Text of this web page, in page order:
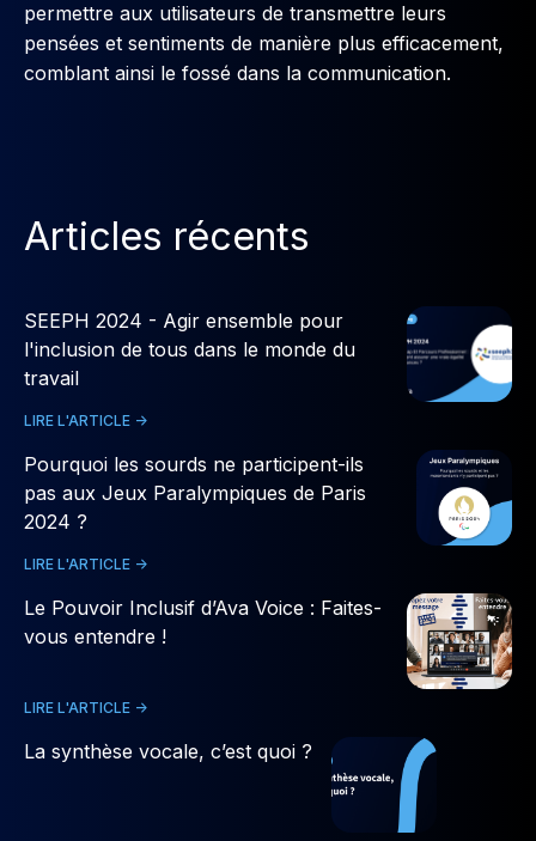
permettre aux utilisateurs de transmettre leurs
pensées et sentiments de manière plus efficacement,
comblant ainsi le fossé dans la communication.
Articles récents
SEEPH 2024 - Agir ensemble pour
l'inclusion de tous dans le monde du
travail
LIRE L'ARTICLE ->
Pourquoi les sourds ne participent-ils
pas aux Jeux Paralympiques de Paris
2024 ?
LIRE L'ARTICLE ->
Le Pouvoir Inclusif d’Ava Voice : Faites-
vous entendre !
LIRE L'ARTICLE ->
La synthèse vocale, c’est quoi ?